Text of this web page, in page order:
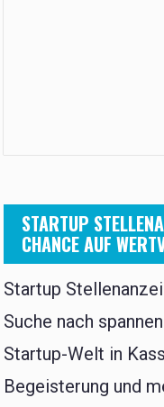
STARTUP
CHANCE AUF
Startup
Suche nach
Startup-Welt in
Begeisterung und